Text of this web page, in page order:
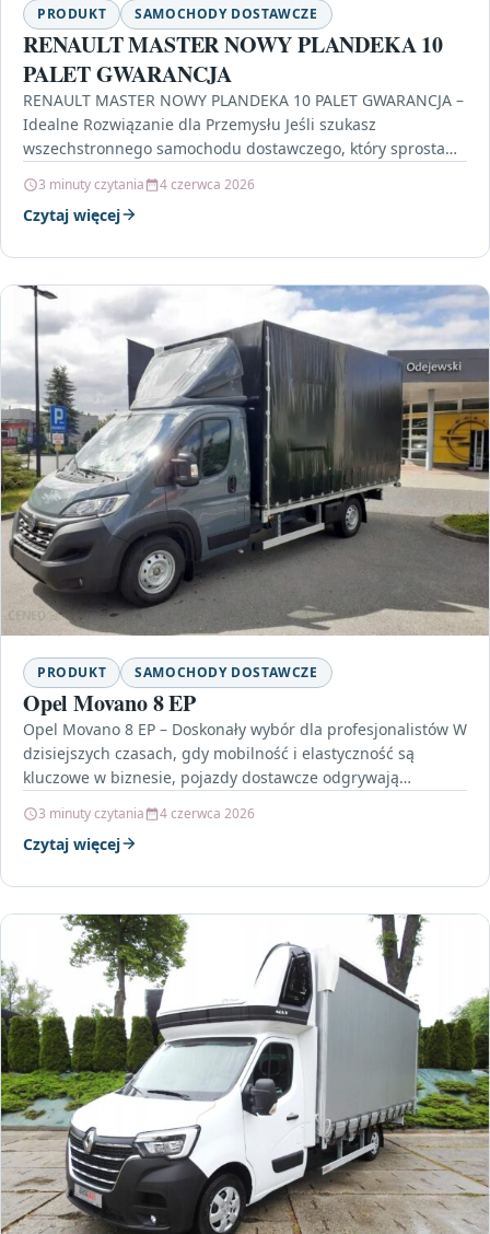
PRODUKT SAMOCHODY DOSTAWCZE
RENAULT MASTER NOWY PLANDEKA 10
PALET GWARANCJA
RENAULT MASTER NOWY PLANDEKA 10 PALET GWARANCJA –
Idealne Rozwiązanie dla Przemysłu Jeśli szukasz
wszechstronnego samochodu dostawczego, który sprosta
3 minuty czytania 4 czerwca 2026
Czytaj więcej
PRODUKT SAMOCHODY DOSTAWCZE
Opel Movano 8 EP
Opel Movano 8 EP – Doskonały wybór dla profesjonalistów W
dzisiejszych czasach, gdy mobilność i elastyczność są
kluczowe w biznesie, pojazdy dostawcze odgrywają
3 minuty czytania 4 czerwca 2026
Czytaj więcej